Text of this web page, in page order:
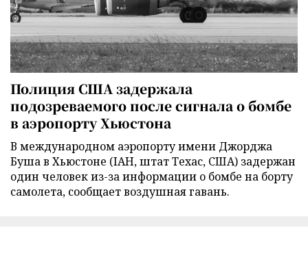
Полиция США задержала
подозреваемого после сигнала о бомбе
в аэропорту Хьюстона
В международном аэропорту имени Джорджа
Буша в Хьюстоне (IAH, штат Техас, США) задержан
один человек из-за информации о бомбе на борту
самолета, сообщает воздушная гавань.